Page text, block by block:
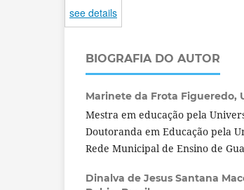
see details
BIOGRAFIA DO AUTOR
Marinete da Frota Figueredo,
Mestra em educação pela
Doutoranda em Educação pela
Rede Municipal de Ensino de
Dinalva de Jesus Santana